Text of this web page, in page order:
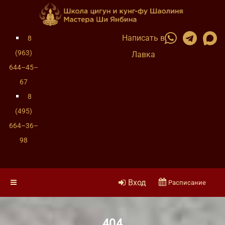
8
(963)
644–45–
67
8
(495)
664–36–
98
Написать в
Лавка
Вход Расписание